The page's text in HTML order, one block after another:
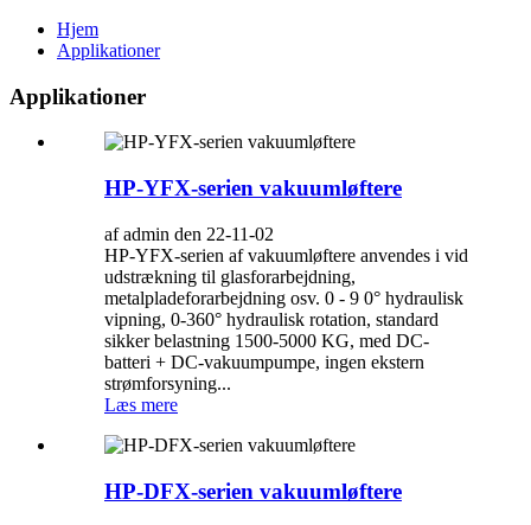
Hjem
Applikationer
Applikationer
HP-YFX-serien vakuumløftere
af admin den 22-11-02
HP-YFX-serien af ​​vakuumløftere anvendes i vid
udstrækning til glasforarbejdning,
metalpladeforarbejdning osv. 0 - 9 0° hydraulisk
vipning, 0-360° hydraulisk rotation, standard
sikker belastning 1500-5000 KG, med DC-
batteri + DC-vakuumpumpe, ingen ekstern
strømforsyning...
Læs mere
HP-DFX-serien vakuumløftere